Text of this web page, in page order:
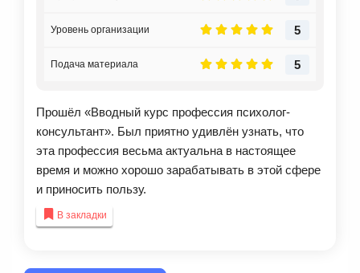
5
Уровень организации
5
Подача материала
Прошёл «Вводный курс профессия психолог-
консультант». Был приятно удивлён узнать, что
эта профессия весьма актуальна в настоящее
время и можно хорошо зарабатывать в этой сфере
и приносить пользу.
В закладки